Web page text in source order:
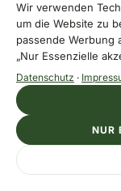
Melde
Anzeige
Lateinamerika
Wir verwenden
um die Website zu
passende Werbung
„Nur Essenzielle
Datenschutz ·
NUR